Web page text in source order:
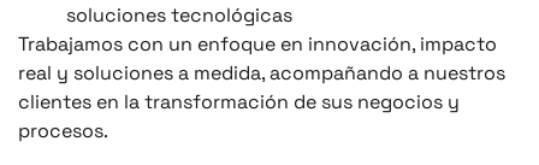
soluciones tecnológicas
Trabajamos con un enfoque en innovación, impacto
real y soluciones a medida, acompañando a nuestros
clientes en la transformación de sus negocios y
procesos.